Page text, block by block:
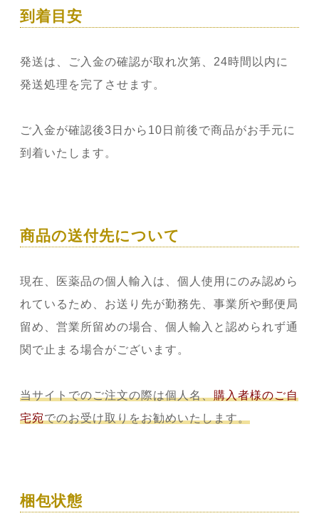
到着目安
発送は、ご入金の確認が取れ次第、24時間以内に
発送処理を完了させます。
ご入金が確認後3日から10日前後で商品がお手元に
到着いたします。
商品の送付先について
現在、医薬品の個人輸入は、個人使用にのみ認めら
れているため、 お送り先が勤務先、事業所や郵便局
留め、営業所留めの場合、 個人輸入と認められず通
関で止まる場合がございます。
当サイトでのご注文の際は個人名、購入者様のご自
宅宛でのお受け取りをお勧めいたします。
梱包状態